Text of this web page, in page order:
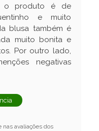
o produto é de
e muito
blusa também é
muito bonita e
Por outro lado,
negativas
nas avaliações dos